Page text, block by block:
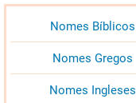
Nomes Bíblicos
Nomes Gregos
Nomes Ingleses